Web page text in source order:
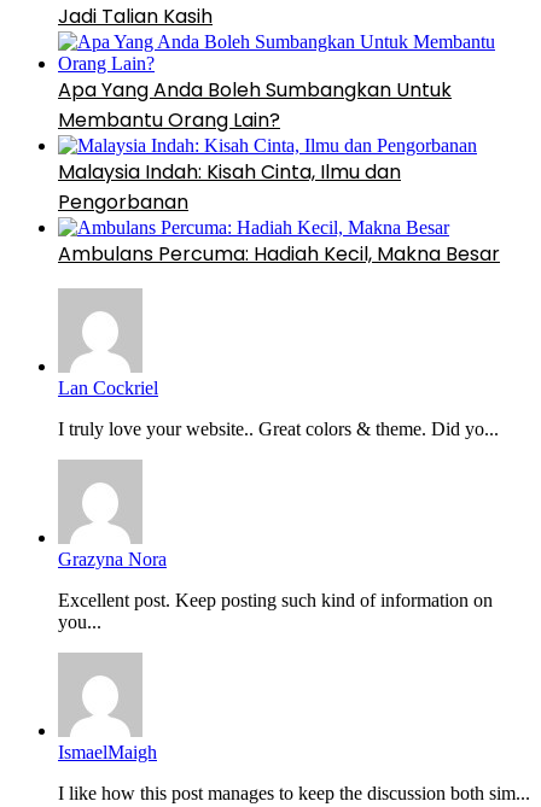
Jadi Talian Kasih
Apa Yang Anda Boleh Sumbangkan Untuk
Membantu Orang Lain?
Malaysia Indah: Kisah Cinta, Ilmu dan
Pengorbanan
Ambulans Percuma: Hadiah Kecil, Makna Besar
Lan Cockriel
I truly love your website.. Great colors & theme. Did yo...
Grazyna Nora
Excellent post. Keep posting such kind of information on
you...
IsmaelMaigh
I like how this post manages to keep the discussion both sim...